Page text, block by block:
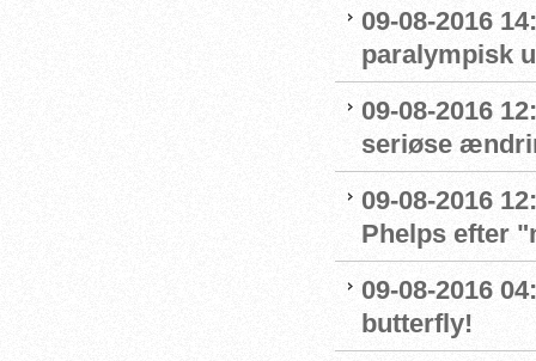
09-08-2016
paralympisk
09-08-2016
seriøse
09-08-2016
Phelps efter
09-08-2016
butterfly!